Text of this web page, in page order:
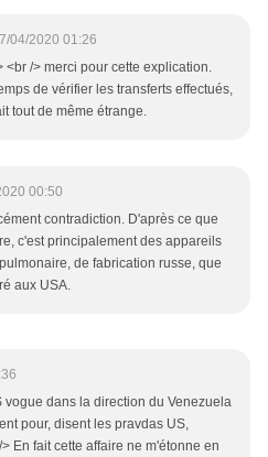
04/2020 01:26
<br /> merci pour cette explication.
de vérifier les transferts effectués,
tout de même étrange.
00:50
contradiction. D'après ce que
c'est principalement des appareils
de fabrication russe, que
aux USA.
vogue dans la direction du Venezuela
pour, disent les pravdas US,
En fait cette affaire ne m'étonne en